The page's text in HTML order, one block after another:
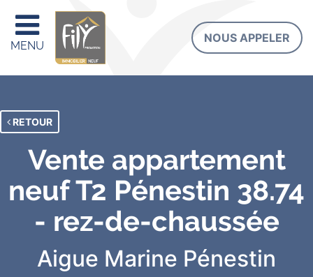
MENU
NOUS APPELER
RETOUR
Vente appartement
neuf T2 Pénestin 38.74
- rez-de-chaussée
Aigue Marine Pénestin